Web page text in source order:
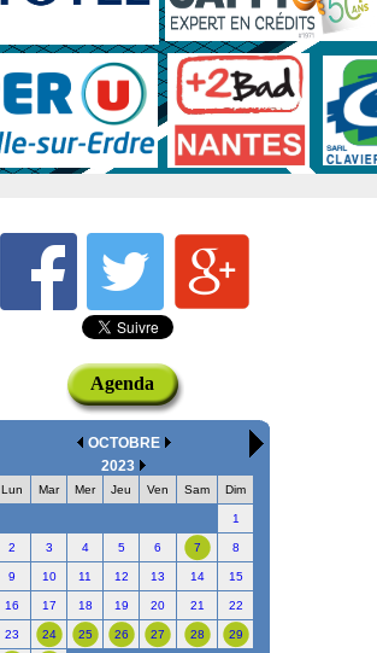
Agenda
OCTOBRE
2023
Lun Mar Mer Jeu Ven Sam Dim
1
2 3 4 5 6 7 8
9 10 11 12 13 14 15
16 17 18 19 20 21 22
23 24 25 26 27 28 29